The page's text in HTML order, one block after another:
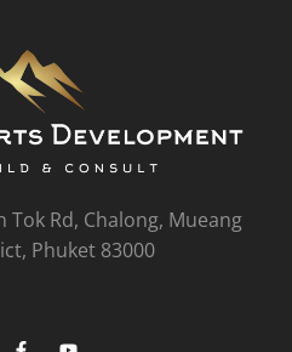
Tok Rd, Chalong, Mueang
Phuket 83000